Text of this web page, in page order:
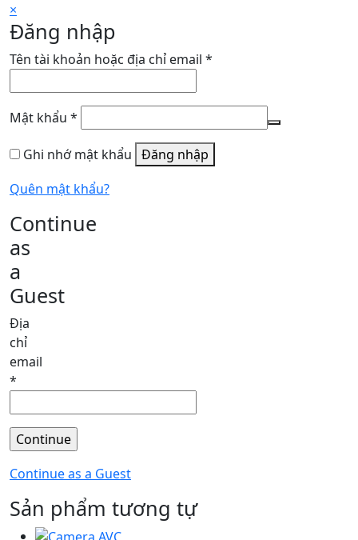
×
Đăng nhập
Tên tài khoản hoặc địa chỉ email *
Mật khẩu *
Ghi nhớ mật khẩu Đăng nhập
Quên mật khẩu?
Continue
as
a
Guest
Địa
chỉ
email
*
Continue as a Guest
Sản phẩm tương tự